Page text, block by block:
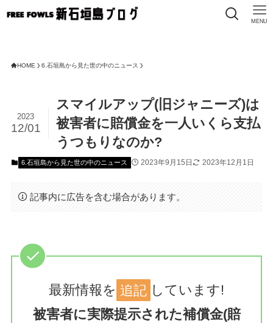
MENU
HOME 6.石垣島から見た世の中のニュース
スマイルアップ(旧ジャニーズ)は
被害者に賠償金を一人いくら支払
うつもりなのか?
2023
12/01
6.石垣島から見た世の中のニュース 2023年9月15日 2023年12月1日
記事内に広告を含む場合があります。
最新情報を 追記 しています!
被害者に実際提示された補償金(賠